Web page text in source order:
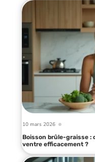
10 mars 2026
Boisson brûle-graisse :
ventre efficacement ?